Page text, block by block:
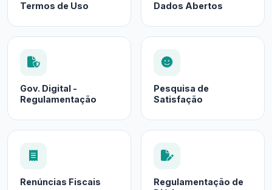
Termos de Uso Dados Abertos
Gov. Digital -
Regulamentação
Pesquisa de
Satisfação
Renúncias Fiscais
Regulamentação de